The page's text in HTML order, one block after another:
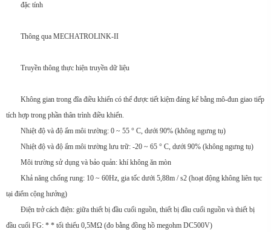
đặc tính
Thông qua MECHATROLINK-II
Truyền thông thực hiện truyền dữ liệu
Không gian trong đĩa điều khiển có thể được tiết kiệm đáng kể bằng mô-đun giao tiếp
tích hợp trong phần thân trình điều khiển.
Nhiệt độ và độ ẩm môi trường: 0 ~ 55 ° C, dưới 90% (không ngưng tụ)
Nhiệt độ và độ ẩm môi trường lưu trữ: -20 ~ 65 ° C, dưới 90% (không ngưng tụ)
Môi trường sử dụng và bảo quản: khí không ăn mòn
Khả năng chống rung: 10 ~ 60Hz, gia tốc dưới 5,88m / s2 (hoạt động không liên tục
tại điểm cộng hưởng)
Điện trở cách điện: giữa thiết bị đầu cuối nguồn, thiết bị đầu cuối nguồn và thiết bị
đầu cuối FG: * * tối thiểu 0,5MΩ (đo bằng đồng hồ megohm DC500V)